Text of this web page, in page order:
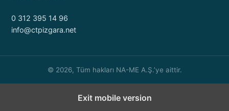
0 312 395 14 96
info@ctpizgara.net
© 2026, Tüm hakları NA-ME A.Ş.’ye aittir.
Exit mobile version